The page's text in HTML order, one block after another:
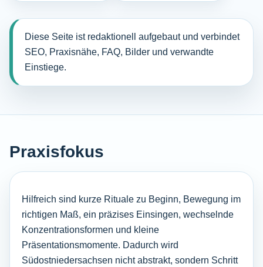
Diese Seite ist redaktionell aufgebaut und verbindet
SEO, Praxisnähe, FAQ, Bilder und verwandte
Einstiege.
Praxisfokus
Hilfreich sind kurze Rituale zu Beginn, Bewegung im
richtigen Maß, ein präzises Einsingen, wechselnde
Konzentrationsformen und kleine
Präsentationsmomente. Dadurch wird
Südostniedersachsen nicht abstrakt, sondern Schritt